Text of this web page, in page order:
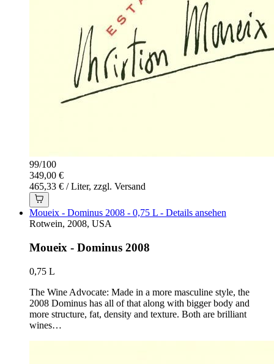
99/100
349,00 €
465,33 € / Liter, zzgl. Versand
Moueix - Dominus 2008 - 0,75 L - Details ansehen
Rotwein, 2008, USA
Moueix - Dominus 2008
0,75 L
The Wine Advocate: Made in a more masculine style, the
2008 Dominus has all of that along with bigger body and
more structure, fat, density and texture. Both are brilliant
wines…